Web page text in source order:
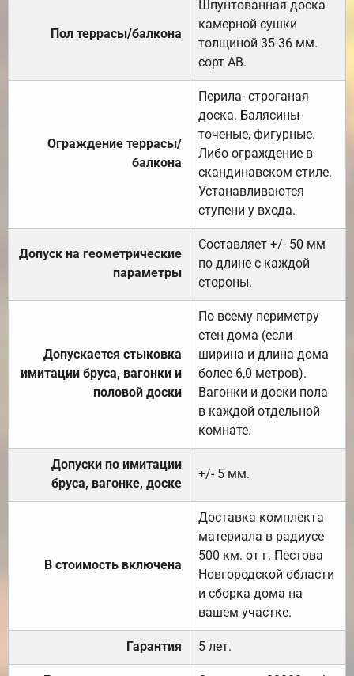
Пол террасы/балкона
Шпунтованная доска
камерной сушки
толщиной 35-36 мм.
сорт АВ.
Ограждение террасы/
балкона
Перила- строганая
доска. Балясины-
точеные, фигурные.
Либо ограждение в
скандинавском стиле.
Устанавливаются
ступени у входа.
Допуск на геометрические
параметры
Составляет +/- 50 мм
по длине с каждой
стороны.
Допускается стыковка
имитации бруса, вагонки и
половой доски
По всему периметру
стен дома (если
ширина и длина дома
более 6,0 метров).
Вагонки и доски пола
в каждой отдельной
комнате.
Допуски по имитации
бруса, вагонке, доске
+/- 5 мм.
В стоимость включена
Доставка комплекта
материала в радиусе
500 км. от г. Пестова
Новгородской области
и сборка дома на
вашем участке.
Гарантия 5 лет.